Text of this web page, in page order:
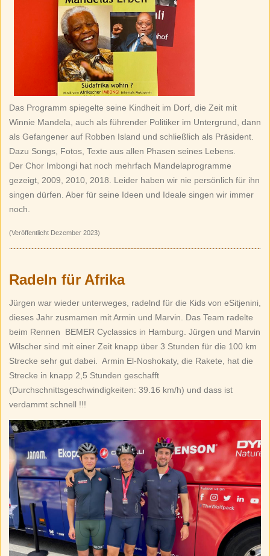
Das Programm spiegelte seine Kindheit im Dorf, die Zeit mit
Winnie Mandela, auch als führender Politiker im Untergrund, dann
als Gefangener auf Robben Island und schließlich als Präsident.
Dazu Songs, Fotos, Texte aus allen Phasen seines Lebens.
Der Chor Imbongi hat noch mehrfach Mandelaprogramme
gezeigt, 2009, 2010, 2018. Leider haben wir nie persönlich für ihn
singen dürfen. Aber für seine Ideen und Ideale singen wir immer
noch.
(Veröffentlicht Dezember 2023)
Radeln für Afrika
Jürgen war wieder unterweges, radelnd für die Kids von eSitjenini,
dieses Jahr zusmamen mit Armin und Marvin. Das Team radelte
beim Rennen BEMER Cyclassics in Hamburg. Jürgen und Marvin
Wilscher sind mit einer Zeit knapp über 3 Stunden für die 100 km
Strecke sehr gut dabei. Armin El-Noshokaty, die Rakete, hat die
Strecke in knapp 2,5 Stunden geschafft
(Durchschnittsgeschwindigkeiten: 39.16 km/h) und dass ist
verdammt schnell !!!